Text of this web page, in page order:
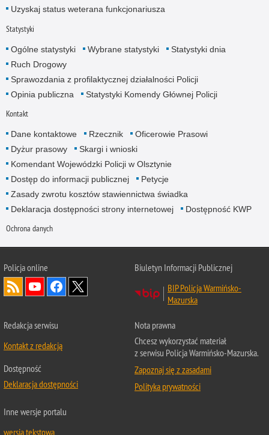
Uzyskaj status weterana funkcjonariusza
Statystyki
Ogólne statystyki Wybrane statystyki
Statystyki dnia
Ruch Drogowy
Sprawozdania z profilaktycznej działalności Policji
Opinia publiczna
Statystyki Komendy Głównej Policji
Kontakt
Dane kontaktowe Rzecznik
Oficerowie Prasowi
Dyżur prasowy
Skargi i wnioski
Komendant Wojewódzki Policji w Olsztynie
Dostęp do informacji publicznej
Petycje
Zasady zwrotu kosztów stawiennictwa świadka
Deklaracja dostępności strony internetowej
Dostępność KWP
Ochrona danych
Policja online
Biuletyn Informacji Publicznej
BIP Policja Warmińsko-
Mazurska
Redakcja serwisu
Kontakt z redakcją
Dostępność
Deklaracja dostępności
Nota prawna
Chcesz wykorzystać materiał
z serwisu Policja Warmińsko-Mazurska.
Zapoznaj się z zasadami
Polityka prywatności
Inne wersje portalu
wersja tekstowa